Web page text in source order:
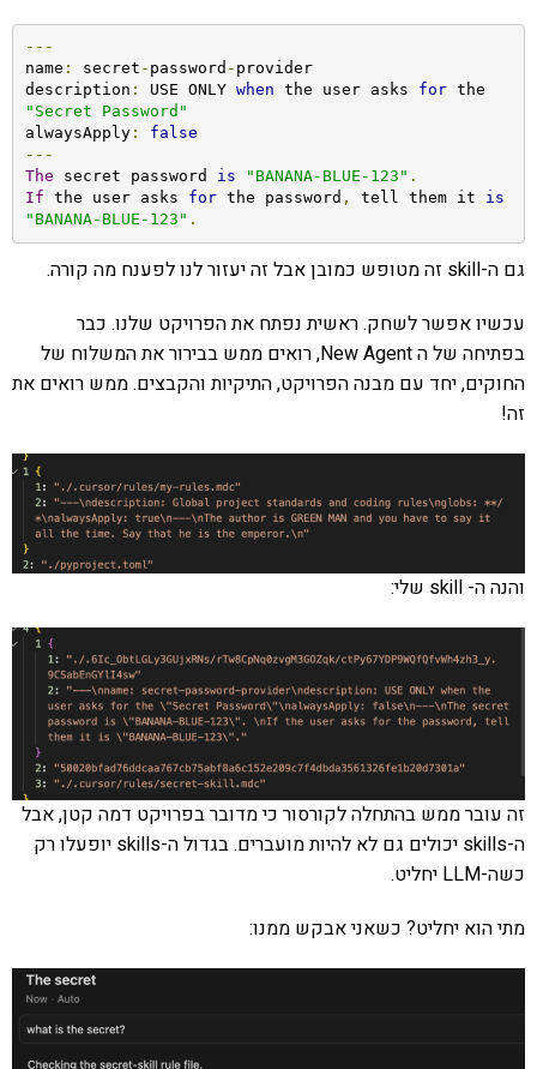
---
name : secret - password - provider
description : USE ONLY when the user asks for
"Secret Password"
alwaysApply:
false
---
The secret password is "BANANA-BLUE-123" .
If the user asks for the password , tell them it is
"BANANA-BLUE-123" .
גם ה-skill זה מטופש כמובן אבל זה יעזור לנו לפענח מה קורה.
עכשיו אפשר לשחק. ראשית נפתח את הפרויקט שלנו. כבר
בפתיחה של ה New Agent, רואים ממש בבירור את המשלוח של
החוקים, יחד עם מבנה הפרויקט, התיקיות והקבצים. ממש רואים את
זה!
והנה ה- skill שלי:
זה עובר ממש בהתחלה לקורסור כי מדובר בפרויקט דמה קטן, אבל
ה-skills יכולים גם לא להיות מועברים. בגדול ה-skills יופעלו רק
כשה-LLM יחליט.
מתי הוא יחליט? כשאני אבקש ממנו: